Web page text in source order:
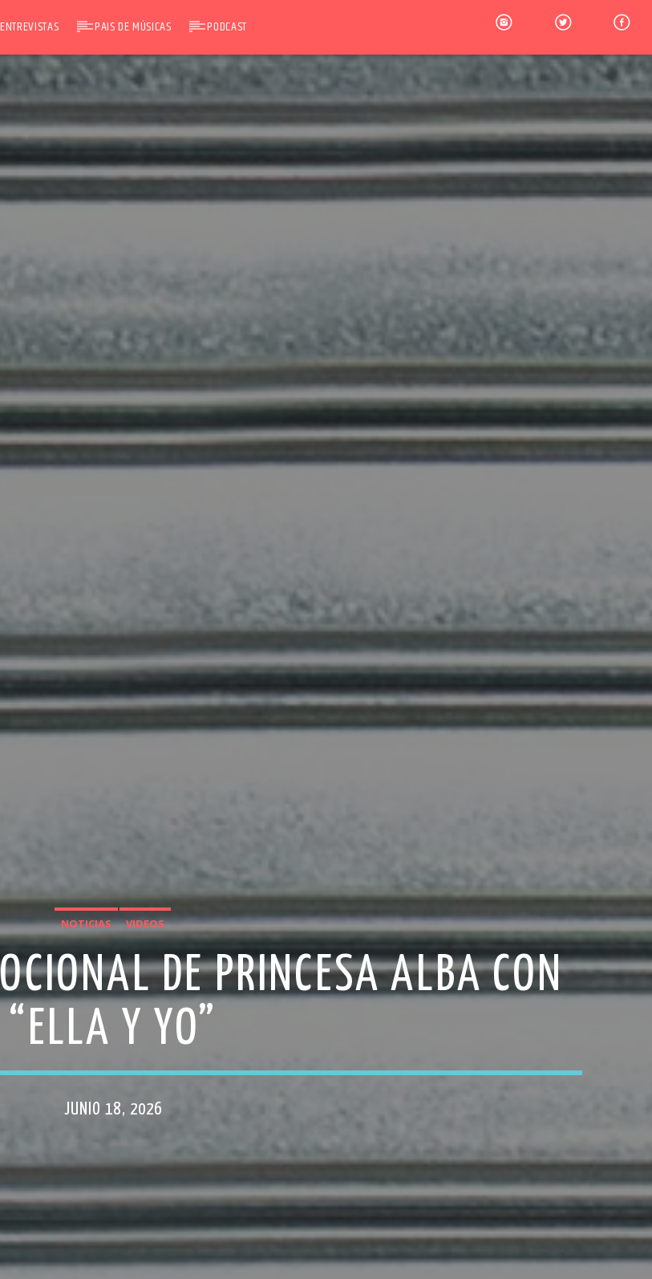
ENTREVISTAS PAIS DE MÚSICAS PODCAST
NOTICIAS VIDEOS
DE PRINCESA ALBA CON
“ELLA Y YO”
JUNIO 18, 2026